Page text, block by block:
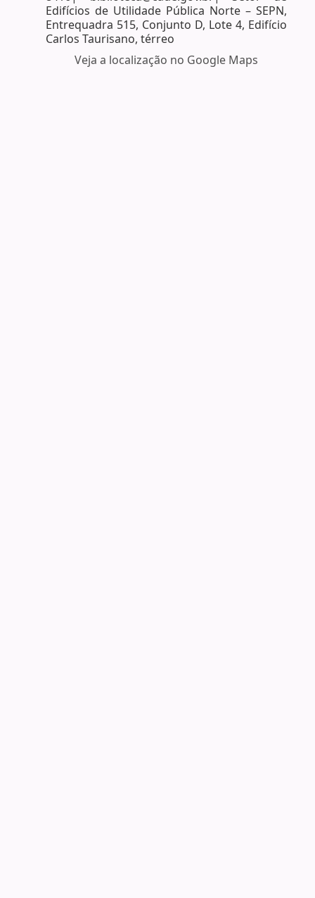
Edifícios de Utilidade Pública Norte – SEPN,
Entrequadra 515, Conjunto D, Lote 4, Edifício
Carlos Taurisano, térreo
Veja a localização no Google Maps